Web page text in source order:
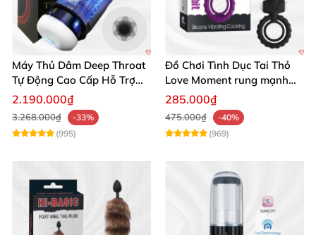
Máy Thủ Dâm Deep Throat
Tự Động Cao Cấp Hỗ Trợ
Gắn Tường
2.190.000₫
3.268.000₫
-33%
(995)
Đồ Chơi Tình Dục Tai Thỏ
Love Moment rung mạnh
mẽ êm ái
285.000₫
475.000₫
-40%
(969)